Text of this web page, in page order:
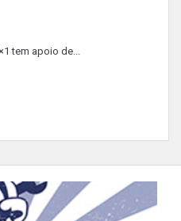
tem apoio de...